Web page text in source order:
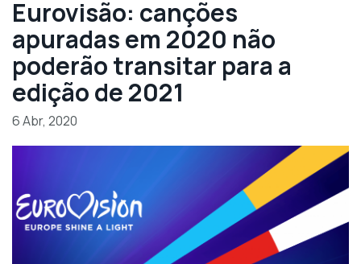
Eurovisão: canções
apuradas em 2020 não
poderão transitar para a
edição de 2021
6 Abr, 2020